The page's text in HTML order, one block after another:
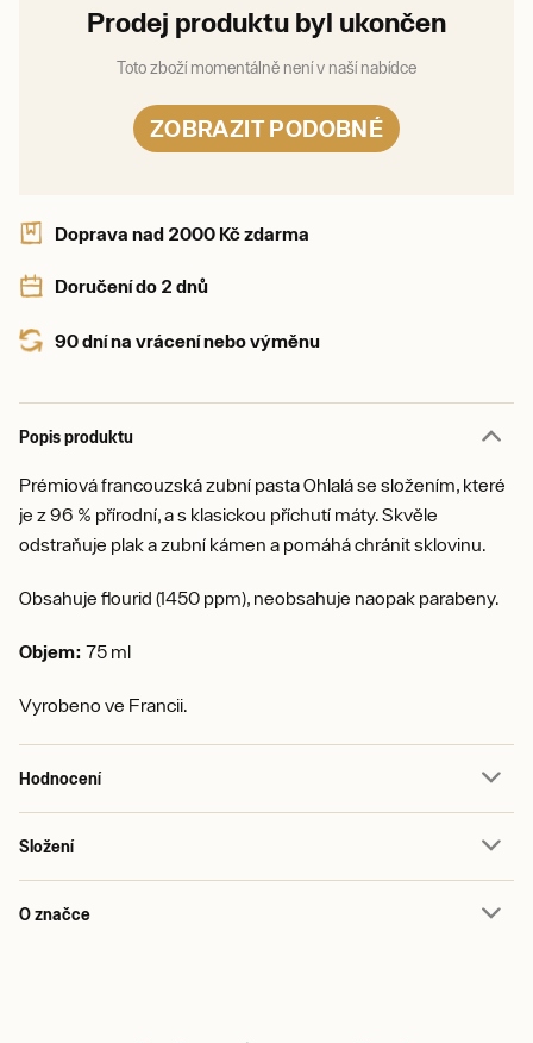
Prodej produktu byl ukončen
Toto zboží momentálně není v naší nabídce
ZOBRAZIT PODOBNÉ
Doprava nad 2000 Kč zdarma
Doručení do 2 dnů
90 dní na vrácení nebo výměnu
Popis produktu
Prémiová francouzská zubní pasta Ohlalá se složením, které
je z 96 % přírodní, a s klasickou příchutí máty. Skvěle
odstraňuje plak a zubní kámen a pomáhá chránit sklovinu.
Obsahuje flourid (1450 ppm), neobsahuje naopak parabeny.
Objem: 75 ml
Vyrobeno ve Francii.
Hodnocení
Složení
O značce